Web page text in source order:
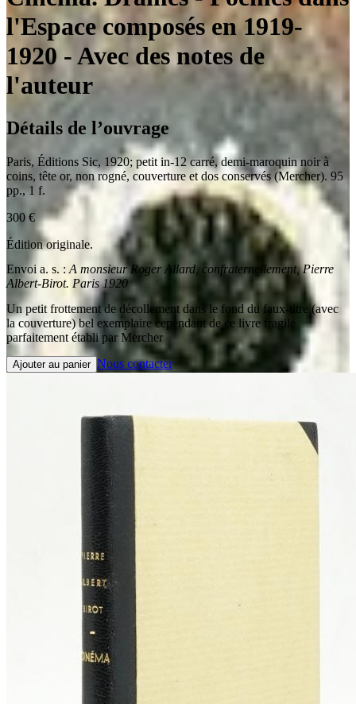
l'Espace composés en 1919-
1920 - Avec des notes de
l'auteur
Détails de l’ouvrage
Paris, Éditions Sic, 1920; petit in-12 carré, demi-maroquin noir à
coins, tête or, non rogné, couverture et dos conservés (Mercher). 95
pp., 1 f.
300 €
Édition originale.
Envoi a. s. : A monsieur Roger Allard, confraternellement, Pierre
Albert-Birot. Paris 1920
Un petit frottement de décollement dans le fond du faux-titre (avec
la couverture) bel exemplaire cependant de ce livre fragile
parfaitement établi par Mercher
Ajouter au panier Nous contacter